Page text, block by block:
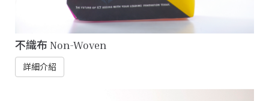
不織布 Non-Woven
詳細介紹